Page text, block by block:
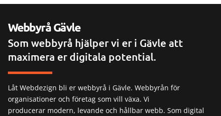
Webbyrå Gävle
Som webbyrå hjälper vi er i Gävle att
maximera er digitala potential.
Låt Webdezign bli er webbyrå i Gävle. Webbyrån för
organisationer och företag som vill växa. Vi
producerar modern, levande och hållbar webb. Som digital